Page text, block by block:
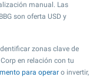
manual. Las
son oferta USD y
zonas clave de
en relación con tu
para operar o invertir,